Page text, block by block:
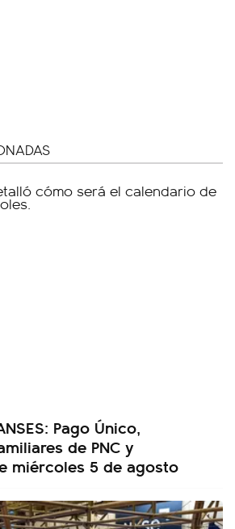
Pago Único,
de PNC y
miércoles 5 de agosto